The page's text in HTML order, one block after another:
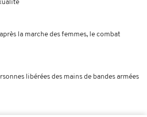
la marche des femmes, le combat
libérées des mains de bandes armées